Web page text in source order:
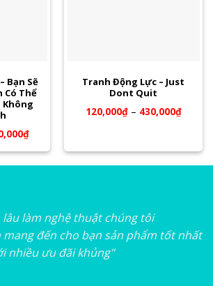
Bạn Sẽ
Có Thể
Không
₫
Tranh Động Lực – Just
Dont Quit
120,000₫– 430,000₫
lâu làm nghệ thuật chúng tôi
đến cho bạn sản phẩm tốt nhất
nhiều ưu đãi khủng"